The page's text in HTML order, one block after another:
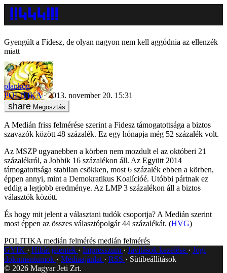
Gyengült a Fidesz, de olyan nagyon nem kell aggódnia az ellenzék
miatt
plankog
POLITIKA
2013. november 20. 15:31
Megosztás
A Medián friss felmérése szerint a Fidesz támogatottsága a biztos
szavazók között 48 százalék. Ez egy hónapja még 52 százalék volt.
Az MSZP ugyanebben a körben nem mozdult el az októberi 21
százalékról, a Jobbik 16 százalékon áll. Az Együtt 2014
támogatottsága stabilan csökken, most 6 százalék ebben a körben,
éppen annyi, mint a Demokratikus Koalícióé. Utóbbi pártnak ez
eddig a legjobb eredménye. Az LMP 3 százalékon áll a biztos
választók között.
És hogy mit jelent a választani tudók csoportja? A Medián szerint
most éppen az összes választópolgár 44 százalékát. (HVG)
POLITIKA medián felmérés medián felmérés
GYIK
Hibát jelentek Impresszum Javítások kezelése
Jogi
dokumentumok
Médiaajánlat RSS
Sütibeállítások
© 2026 Magyar Jeti Zrt.